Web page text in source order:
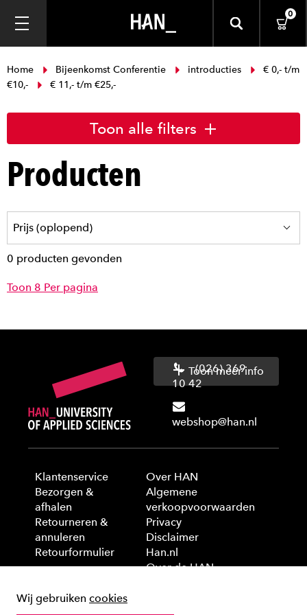
0
Home Bijeenkomst Conferentie introducties
€ 0,- t/m
€10,-
€ 11,- t/m €25,-
Toon alle filters
Producten
0 producten gevonden
Toon 8 Per pagina
(026) 369
10 42
webshop@han.nl
Toon meer info
Klantenservice
Bezorgen &
afhalen
Retourneren &
annuleren
Retourformulier
Over HAN
Algemene
verkoopvoorwaarden
Privacy
Disclaimer
Han.nl
Over de HAN
Wij gebruiken cookies